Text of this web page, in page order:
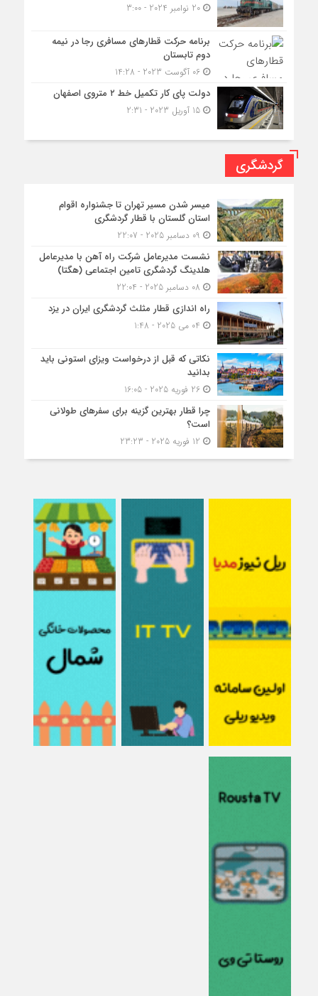
20 نوامبر 2024 - 3:00
برنامه حرکت قطارهای مسافری رجا در نیمه
دوم تابستان
06 آگوست 2023 - 14:28
دولت پای کار تکمیل خط ۲ متروی اصفهان
15 آوریل 2023 - 2:31
گردشگری
میسر شدن مسیر تهران تا جشنواره اقوام
استان گلستان با قطار گردشگری
نشست مدیرعامل شرکت راه آهن با مدیرعامل
هلدینگ گردشگری تامین اجتماعی (هگتا)
راه اندازی قطار مثلث گردشگری ایران در یزد
نکاتی که قبل از درخواست ویزای استونی باید
بدانید
26 فوریه 2025 - 16:05
چرا قطار بهترین گزینه برای سفرهای طولانی
است؟